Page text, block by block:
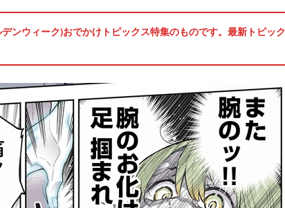
ンウィーク)おでかけトピックス特集のものです。最新トピック